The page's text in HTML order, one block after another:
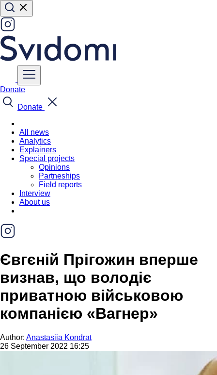
Donate
Donate
All news
Analytics
Explainers
Special projects
Opinions
Partneships
Field reports
Interview
About us
Євгєній Прігожин вперше
визнав, що володіє
приватною військовою
компанією «Вагнер»
Author: Anastasiia Kondrat
26 September 2022 16:25